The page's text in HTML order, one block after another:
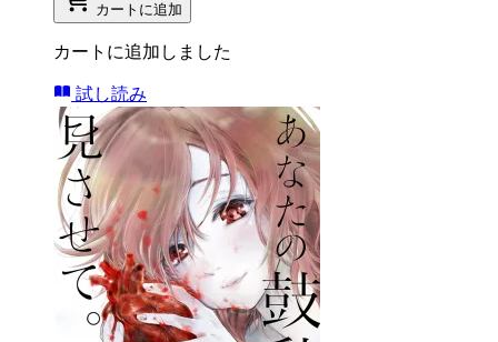
カートに追加
カートに追加しました
試し読み